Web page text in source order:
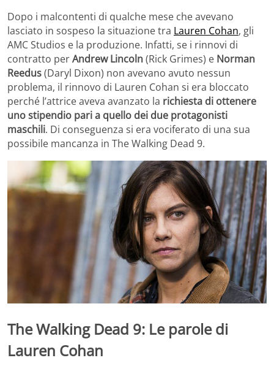
Dopo i malcontenti di qualche mese che avevano
lasciato in sospeso la situazione tra Lauren Cohan, gli
AMC Studios e la produzione. Infatti, se i rinnovi di
contratto perAndrew Lincoln(Rick Grimes) e Norman
Reedus(Daryl Dixon) non avevano avuto nessun
problema, il rinnovo di Lauren Cohan si era bloccato
perché l’attrice aveva avanzato la richiesta di ottenere
uno stipendio pari a quello dei due protagonisti
maschili. Di conseguenza si era vociferato di una sua
possibile mancanza in The Walking Dead 9.
The Walking Dead 9: Le parole di
Lauren Cohan